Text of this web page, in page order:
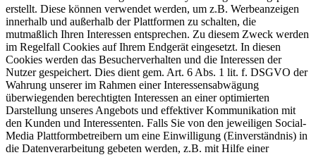
erstellt. Diese können verwendet werden, um z.B. Werbeanzeigen
innerhalb und außerhalb der Plattformen zu schalten, die
mutmaßlich Ihren Interessen entsprechen. Zu diesem Zweck werden
im Regelfall Cookies auf Ihrem Endgerät eingesetzt. In diesen
Cookies werden das Besucherverhalten und die Interessen der
Nutzer gespeichert. Dies dient gem. Art. 6 Abs. 1 lit. f. DSGVO der
Wahrung unserer im Rahmen einer Interessensabwägung
überwiegenden berechtigten Interessen an einer optimierten
Darstellung unseres Angebots und effektiver Kommunikation mit
den Kunden und Interessenten. Falls Sie von den jeweiligen Social-
Media Plattformbetreibern um eine Einwilligung (Einverständnis) in
die Datenverarbeitung gebeten werden, z.B. mit Hilfe einer